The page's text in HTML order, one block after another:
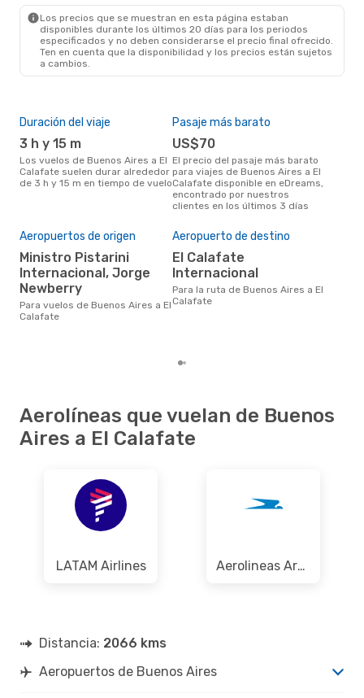
Los precios que se muestran en esta página estaban
disponibles durante los últimos 20 días para los periodos
especificados y no deben considerarse el precio final ofrecido.
Ten en cuenta que la disponibilidad y los precios están sujetos
a cambios.
Duración del viaje
3 h y 15 m
Los vuelos de Buenos Aires a El
Calafate suelen durar alrededor
de 3 h y 15 m en tiempo de vuelo
Pasaje más barato
US$70
El precio del pasaje más barato
para viajes de Buenos Aires a El
Calafate disponible en eDreams,
encontrado por nuestros
clientes en los últimos 3 días
Aeropuertos de origen
Ministro Pistarini
Internacional, Jorge
Newberry
Para vuelos de Buenos Aires a El
Calafate
Aeropuerto de destino
El Calafate
Internacional
Para la ruta de Buenos Aires a El
Calafate
Aerolíneas que vuelan de Buenos
Aires a El Calafate
LATAM Airlines Aerolineas Argentinas
Distancia: 2066 kms
Aeropuertos de Buenos Aires